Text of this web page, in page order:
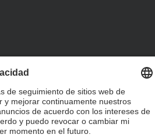
de Ingenieros de Caminos,